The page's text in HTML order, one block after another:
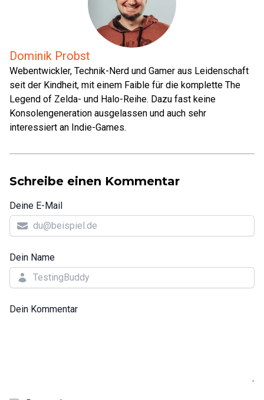
Dominik Probst
Webentwickler, Technik-Nerd und Gamer aus Leidenschaft
seit der Kindheit, mit einem Faible für die komplette The
Legend of Zelda- und Halo-Reihe. Dazu fast keine
Konsolengeneration ausgelassen und auch sehr
interessiert an Indie-Games.
Schreibe einen Kommentar
Deine E-Mail
Dein Name
Dein Kommentar